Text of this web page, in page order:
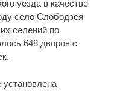
уезда в качестве
село Слободзея
селений по
648 дворов с